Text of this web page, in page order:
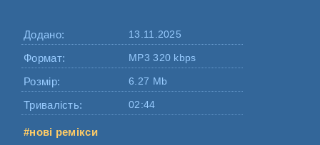
Додано: 13.11.2025
Формат: MP3 320 kbps
Розмір: 6.27 Mb
Тривалість: 02:44
#нові ремікси